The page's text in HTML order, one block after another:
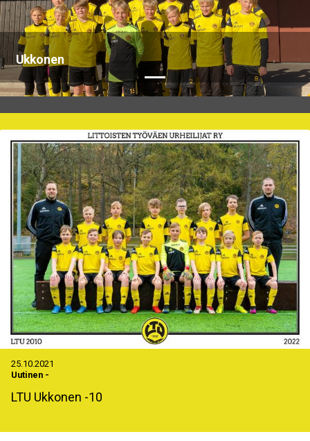
Ukkonen
25.10.2021
Uutinen -
LTU Ukkonen -10